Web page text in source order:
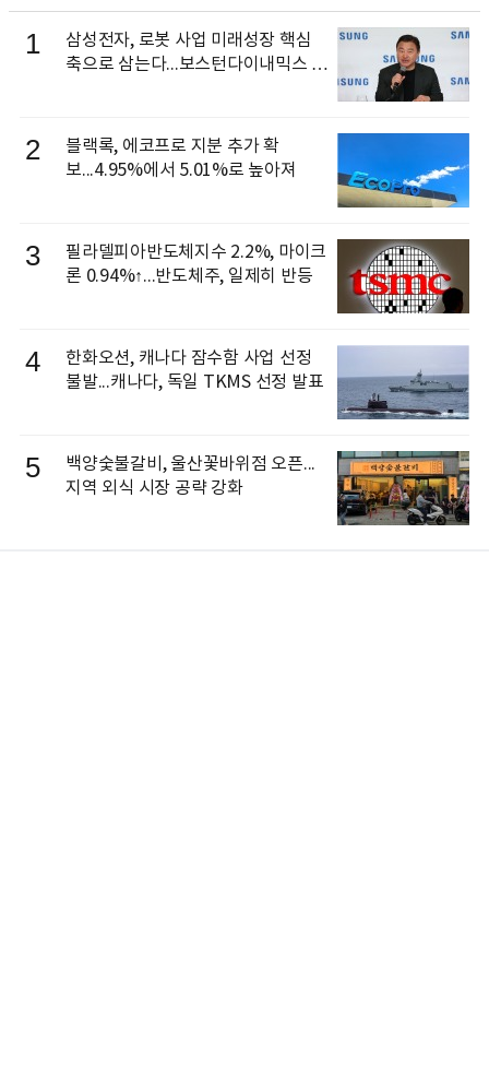
1
삼성전자, 로봇 사업 미래성장 핵심
축으로 삼는다...보스턴다이내믹스 출
2
블랙록, 에코프로 지분 추가 확
보...4.95%에서 5.01%로 높아져
3
필라델피아반도체지수 2.2%, 마이크
론 0.94%↑...반도체주, 일제히 반등
4
한화오션, 캐나다 잠수함 사업 선정
불발...캐나다, 독일 TKMS 선정 발표
5
백양숯불갈비, 울산꽃바위점 오픈...
지역 외식 시장 공략 강화